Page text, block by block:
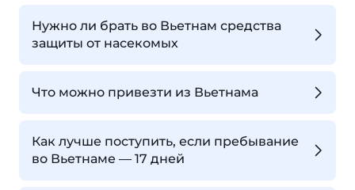
Нужно ли брать во Вьетнам средства
защиты от насекомых
Что можно привезти из Вьетнама
Как лучше поступить, если пребывание
во Вьетнаме — 17 дней